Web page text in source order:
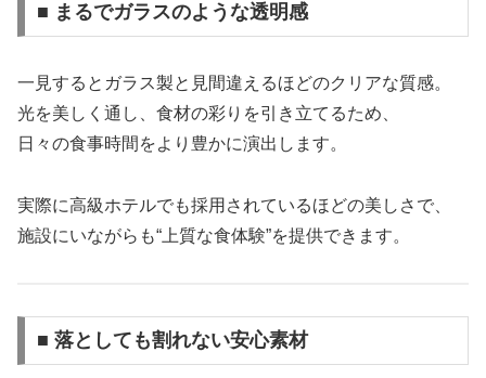
■ まるでガラスのような透明感
一見するとガラス製と見間違えるほどのクリアな質感。
光を美しく通し、食材の彩りを引き立てるため、
日々の食事時間をより豊かに演出します。
実際に高級ホテルでも採用されているほどの美しさで、
施設にいながらも“上質な食体験”を提供できます。
■ 落としても割れない安心素材